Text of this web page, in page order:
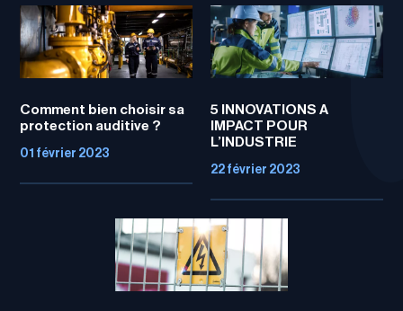
Comment bien choisir sa
protection auditive ?
01 février 2023
5 INNOVATIONS A
IMPACT POUR
L’INDUSTRIE
22 février 2023